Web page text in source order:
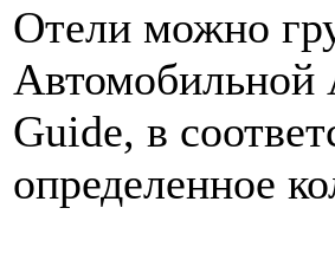
Отели можно
Guide, в
определенное